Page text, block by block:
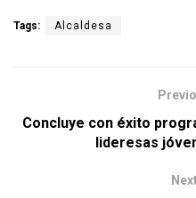
Tags: Alcaldesa
Concluye con éxito
lideresas